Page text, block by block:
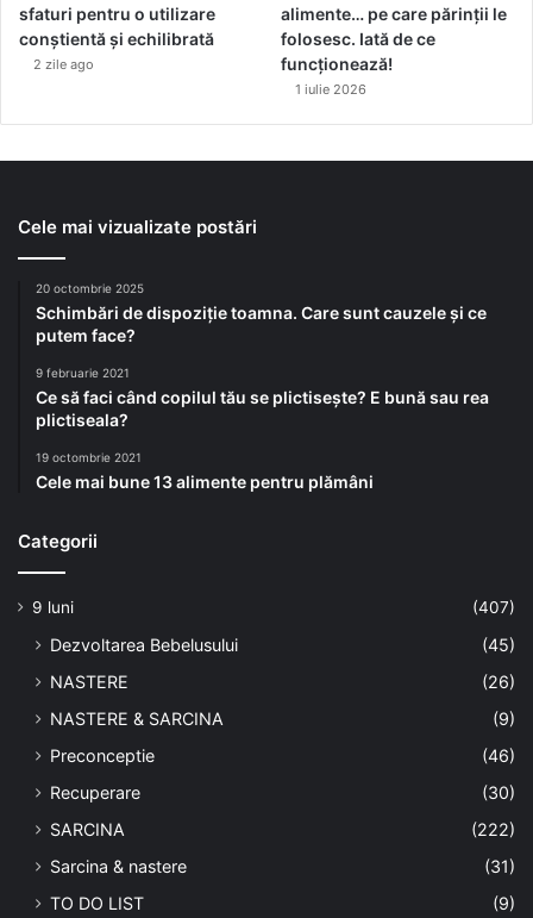
sfaturi pentru o utilizare
conștientă și echilibrată
2 zile ago
alimente… pe care părinții le
folosesc. Iată de ce
funcționează!
1 iulie 2026
Cele mai vizualizate postări
20 octombrie 2025
Schimbări de dispoziție toamna. Care sunt cauzele și ce
putem face?
9 februarie 2021
Ce să faci când copilul tău se plictisește? E bună sau rea
plictiseala?
19 octombrie 2021
Cele mai bune 13 alimente pentru plămâni
Categorii
9 luni (407)
Dezvoltarea Bebelusului
(45)
NASTERE
(26)
NASTERE & SARCINA
(9)
Preconceptie
(46)
Recuperare
(30)
SARCINA
(222)
Sarcina & nastere
(31)
TO DO LIST
(9)